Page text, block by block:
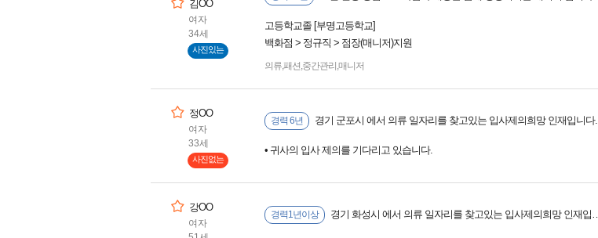
김OO
여자
34세
사진있는
고등학교졸 [부명고등학교]
백화점 > 정규직 > 점장(매니저)지원
의류,패션,중간관리 ,매니저
정OO
여자
33세
사진없는
경력 6년 경기 군포시 에서 의류 일자리를 찾고있는 입사제의희망 인재입니다.
• 귀사의 입사 제의를 기다리고 있습니다.
강OO
여자
경력1년이상 경기 화성시 에서 의류 일자리를 찾고있는 입사제의희망 인재입니다.